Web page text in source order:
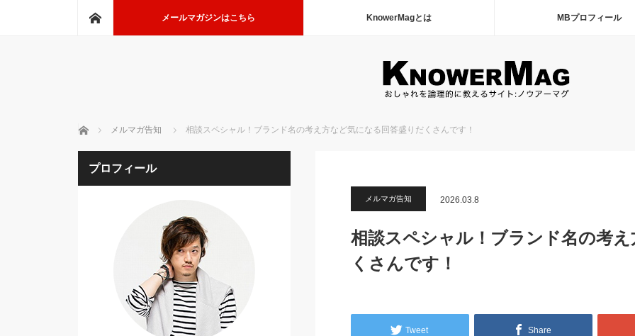
メールマガジンはこちら KnowerMagとは MBプロフィール
ホーム メルマガ告知 相談スペシャル！ブランド名の考え方など気になる回答盛りだくさんです！
メルマガ告知 2026.03.8
相談スペシャル！ブランド名の考
くさんです！
Tweet Share
プロフィール